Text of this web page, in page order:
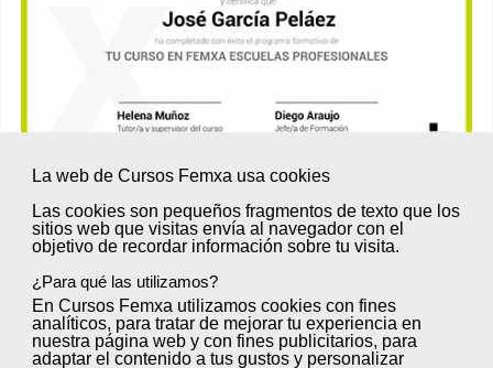
La web de Cursos Femxa usa cookies
Las cookies son pequeños fragmentos de textoque los
sitios web que visitas envía al navegadorcon el
objetivo de recordar información sobre tu visita.
¿Para qué las utilizamos?
En Cursos Femxa utilizamos cookies con fines
analíticos, para tratar de mejorar tu experiencia en
nuestra página web y con fines publicitarios, para
adaptar el contenido a tus gustos y personalizar
Además, podrás acreditar las
competencias profesionales
adquiridas y obtener unaTitulación